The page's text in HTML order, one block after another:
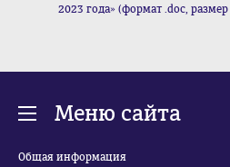
2023 года» (формат .doc,
Меню сайта
Общая информация